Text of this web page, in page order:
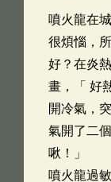
噴火龍在
很煩惱，
好？在炎
畫，「 好
開冷氣，
氣開了二
啾！」
噴火龍過